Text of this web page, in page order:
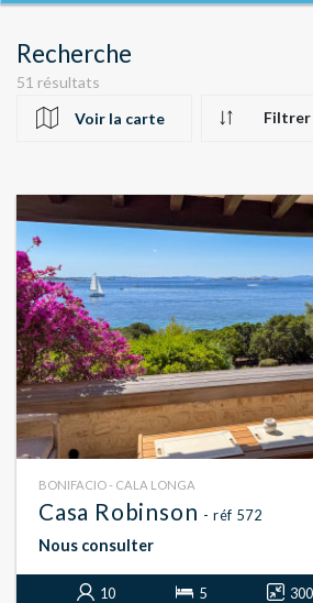
Recherche
51 résultats
Voir la carte
Filtrer
BONIFACIO - CALA LONGA
Casa Robinson - réf 572
Nous consulter
10 5